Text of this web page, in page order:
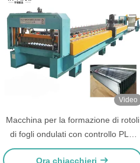
Video
Macchina per la formazione di rotoli
di fogli ondulati con controllo PLC
intelligente
Ora chiacchieri